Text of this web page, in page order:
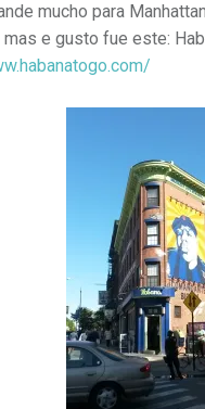
mucho para
e gusto fue este: